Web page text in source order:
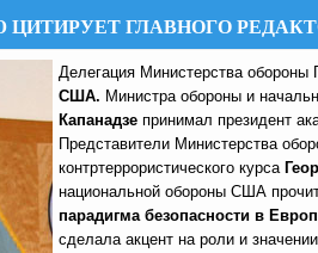
ГЛАВНОГО
Делегация Министерства обороны
США. Министра обороны и
Капанадзе принимал президент
Представители Министерства
контртеррористического курса
национальной обороны США
парадигма безопасности в
сделала акцент на роли и